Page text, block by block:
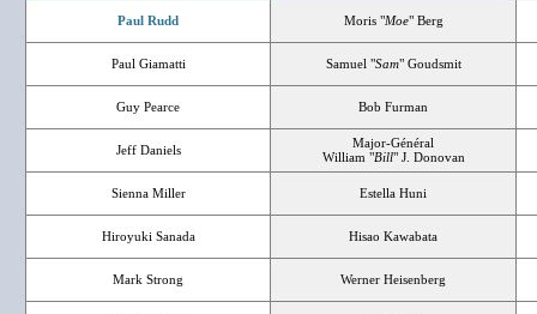
Paul Rudd Moris "Moe" Berg
Paul Giamatti Samuel "Sam" Goudsmit
Guy Pearce Bob Furman
Jeff Daniels
Major-Général
William "Bill" J. Donovan
Sienna Miller Estella Huni
Hiroyuki Sanada Hisao Kawabata
Mark Strong Werner Heisenberg